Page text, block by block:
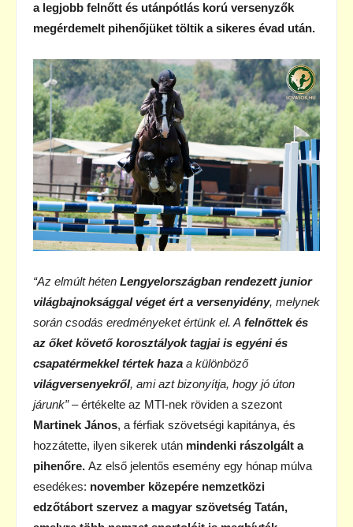
a legjobb felnőtt és utánpótlás korú versenyzők
megérdemelt pihenőjüket töltik a sikeres évad után.
“Az elmúlt héten Lengyelországban rendezett junior
világbajnoksággal véget ért a versenyidény, melynek
során csodás eredményeket értünk el. A felnőttek és
az őket követő korosztályok tagjai is egyéni és
csapatérmekkel tértek haza a különböző
világversenyekről, ami azt bizonyítja, hogy jó úton
járunk”– értékelte az MTI-nek röviden a szezont
Martinek János, a férfiak szövetségi kapitánya, és
hozzátette, ilyen sikerek után mindenki rászolgált a
pihenőre. Az első jelentős esemény egy hónap múlva
esedékes: november közepére nemzetközi
edzőtábort szervez a magyar szövetség Tatán,